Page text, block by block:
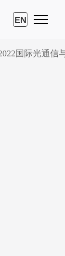
EN
国际光通信